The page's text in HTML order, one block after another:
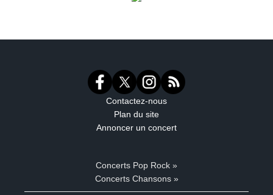
Contactez-nous
Plan du site
Annoncer un concert
Concerts Pop Rock »
Concerts Chansons »